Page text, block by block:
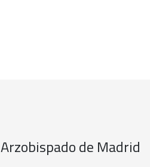
Arzobispado de Madrid